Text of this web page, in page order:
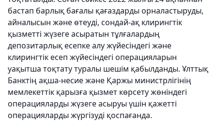
бастап барлық бағалы қағаздарды орналастыруды,
айналысын және өтеуді, сондай-ақ клирингтік
қызметті жүзеге асыратын тұлғалардың
депозитарлық есепке алу жүйесіндегі және
клирингтік есеп жүйесіндегі операцияларын
уақытша тоқтату туралы шешім қабылданды. Ұлттық
Банктің ақша-несие және Қаржы министрлігінің
мемлекеттік қарызға қызмет көрсету жөніндегі
операцияларды жүзеге асыруы үшін қажетті
операцияларды жүргізуді қоспағанда.